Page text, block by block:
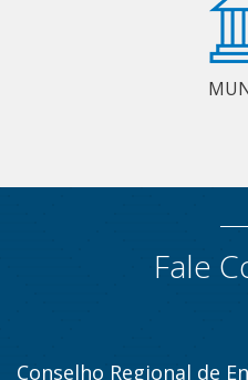
Fale
Conselho Regional de